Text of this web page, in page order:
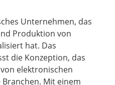
Unternehmen, das
Produktion von
hat. Das
die Konzeption, das
elektronischen
Mit einem